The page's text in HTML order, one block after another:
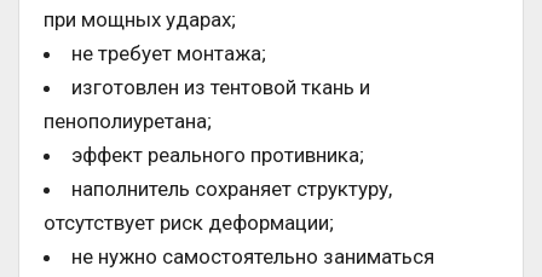
при мощных ударах;
не требует монтажа;
изготовлен из тентовой ткань и
пенополиуретана;
эффект реального противника;
наполнитель сохраняет структуру,
отсутствует риск деформации;
не нужно самостоятельно заниматься